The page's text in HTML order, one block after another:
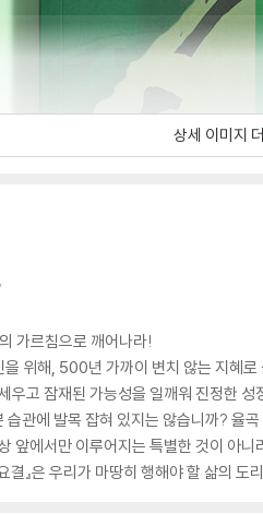
상세 이미지
가르침으로 깨어나라!
위해, 500년 가까이 변치 않는 지혜
우고 잠재된 가능성을 일깨워 진정한
관에 발목 잡혀 있지는 않습니까? 율
앞에서만 이루어지는 특별한 것이 아
결』은 우리가 마땅히 행해야 할 삶의